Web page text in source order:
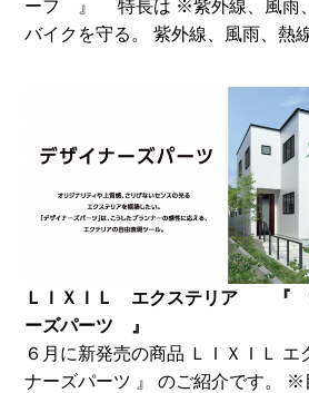
ーフ 』 特長は ※紫外線、風雨、
バイクを守る。 紫外線、風雨、熱
ＬＩＸＩＬ エクステリア 『
ーズパーツ 』
６月に新発売の商品 ＬＩＸＩＬ エ
ナーズパーツ 』 のご紹介です。 ※